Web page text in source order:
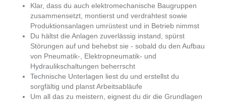
Klar, dass du auch elektromechanische Baugruppen
zusammensetzt, montierst und verdrahtest sowie
Produktionsanlagen umrüstest und in Betrieb nimmst
Du hältst die Anlagen zuverlässig instand, spürst
Störungen auf und behebst sie - sobald du den Aufbau
von Pneumatik-, Elektropneumatik- und
Hydraulikschaltungen beherrscht
Technische Unterlagen liest du und erstellst du
sorgfältig und planst Arbeitsabläufe
Um all das zu meistern, eignest du dir die Grundlagen